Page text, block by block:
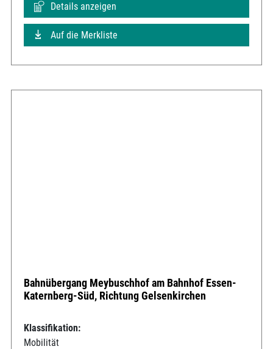
Details anzeigen
Auf die Merkliste
Bahnübergang Meybuschhof am Bahnhof Essen-
Katernberg-Süd, Richtung Gelsenkirchen
Klassifikation:
Mobilität